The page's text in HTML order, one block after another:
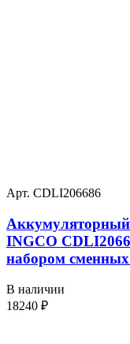
Арт. CDLI206686
INGCO
набором
В наличии
18240 ₽